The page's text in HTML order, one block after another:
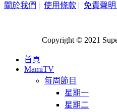
關於我們 | 使用條款 | 免責聲明
Copyright © 2021
首頁
MamiTV
每周節目
星期一
星期二